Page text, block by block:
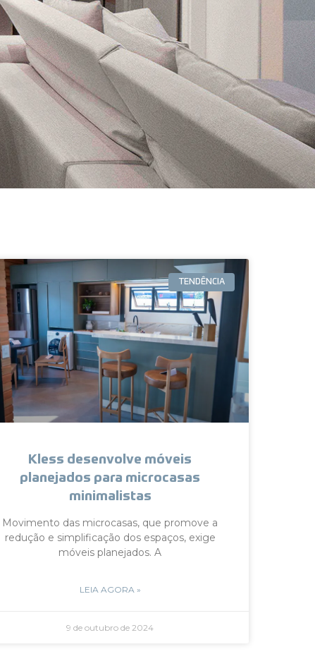
TENDÊNCIA
Kless desenvolve móveis
planejados para microcasas
minimalistas
Movimento das microcasas, que promove a
redução e simplificação dos espaços, exige
móveis planejados. A
LEIA AGORA »
9 de outubro de 2024